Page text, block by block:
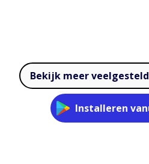
Bekijk meer
Installeren